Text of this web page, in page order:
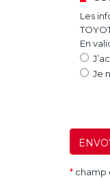
Les
En
Je
* champ